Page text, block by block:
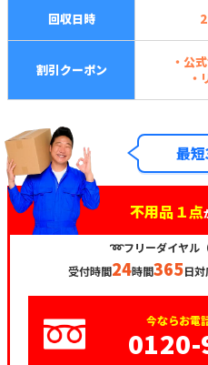
回収日時
割引クーポン
・公
・
最
不用品１点
➿フリーダイヤル
受付時間24時間365日対
今ならお電